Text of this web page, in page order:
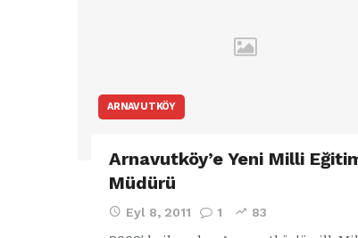
ARNAVUTKÖY
Arnavutköy’e Yeni Milli
Müdürü
Eyl 8, 2011 1 83